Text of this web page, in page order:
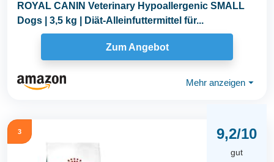
ROYAL CANIN Veterinary Hypoallergenic SMALL
Dogs | 3,5 kg | Diät-Alleinfuttermittel für...
Zum Angebot
Mehr anzeigen ⏷
3 9,2/10
gut